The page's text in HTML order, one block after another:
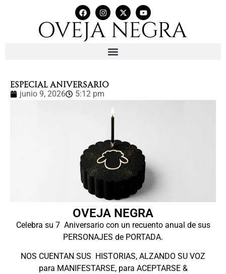
ESPECIAL ANIVERSARIO
junio 9, 2026 5:12 pm
OVEJA NEGRA
Celebra su 7 Aniversario con un recuento anual de sus
PERSONAJES de PORTADA.
NOS CUENTAN SUS HISTORIAS, ALZANDO SU VOZ
para MANIFESTARSE, para ACEPTARSE &